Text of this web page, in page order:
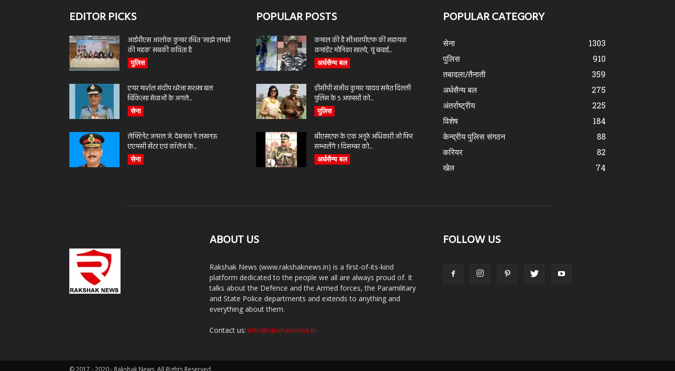
EDITOR PICKS
आईपीएस आलोक कुमार रचित ‘साझे लमहों
की महक’ सबकी कविता है
पुलिस
एयर मार्शल संदीप थरेजा सशस्त्र बल
चिकित्सा सेवाओं के अगले...
सेना
लेफ्टिनेंट जनरल जे. देबनाथ ने लखनऊ
एएमसी सेंटर एवं कॉलेज के...
सेना
POPULAR POSTS
कमाल की है सीआरपीएफ की सहायक
कमांडेंट मोनिका साल्वे, यूं बचाई...
अर्धसैन्य बल
डीसीपी संजीव कुमार यादव समेत दिल्ली
पुलिस के 5 अफसरों को...
पुलिस
बीएसएफ के एक अनूठे अधिकारी जो फिर
सम्भालेंगे 1 दिसम्बर को...
अर्धसैन्य बल
POPULAR CATEGORY
सेना
1303
पुलिस
910
तबादला/तैनाती
359
अर्धसैन्य बल
275
अंतर्राष्ट्रीय
225
विशेष
184
केन्द्रीय पुलिस संगठन
88
करियर
82
खेल
74
ABOUT US
Rakshak News (www.rakshaknews.in) is a first-of-its-kind
platform dedicated to the people we all are always proud of. It
talks about the Defence and the Armed forces, the Paramilitary
and State Police departments and extends to anything and
everything about them.
Contact us: info@rakshaknews.in
FOLLOW US
© 2017 - 2020 - Rakshak News. All Rights Reserved.